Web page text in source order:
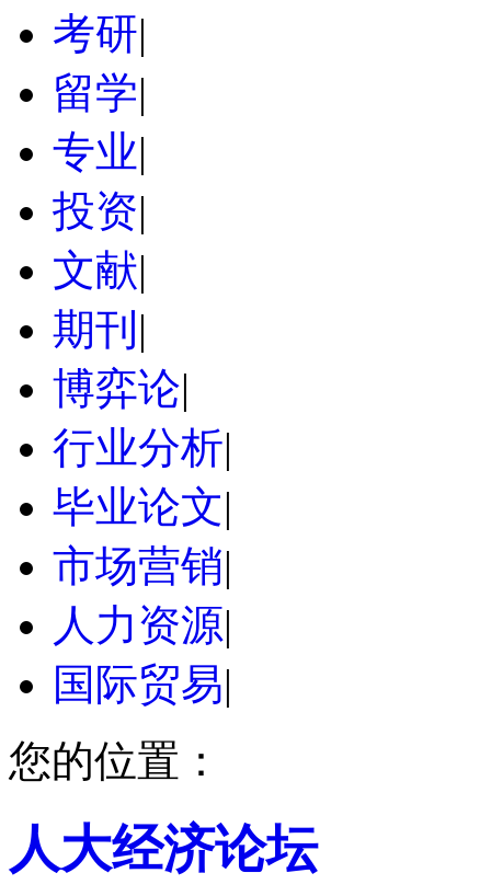
考研|
留学|
专业|
投资|
文献|
期刊 |
博弈论|
行业分析|
毕业论文|
市场营销|
人力资源|
国际贸易|
您的位置：
人大经济论坛